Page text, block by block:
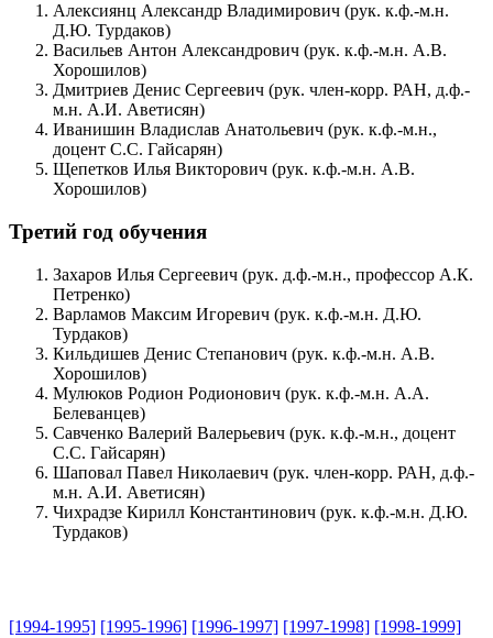
Алексиянц Александр Владимирович (рук. к.ф.-м.н.
Д.Ю. Турдаков)
Васильев Антон Александрович (рук. к.ф.-м.н. А.В.
Хорошилов)
Дмитриев Денис Сергеевич (рук. член-корр. РАН, д.ф.-
м.н. А.И. Аветисян)
Иванишин Владислав Анатольевич (рук. к.ф.-м.н.,
доцент С.С. Гайсарян)
Щепетков Илья Викторович (рук. к.ф.-м.н. А.В.
Хорошилов)
Третий год обучения
Захаров Илья Сергеевич (рук. д.ф.-м.н., профессор А.К.
Петренко)
Варламов Максим Игоревич (рук. к.ф.-м.н. Д.Ю.
Турдаков)
Кильдишев Денис Степанович (рук. к.ф.-м.н. А.В.
Хорошилов)
Мулюков Родион Родионович (рук. к.ф.-м.н. А.А.
Белеванцев)
Савченко Валерий Валерьевич (рук. к.ф.-м.н., доцент
С.С. Гайсарян)
Шаповал Павел Николаевич (рук. член-корр. РАН, д.ф.-
м.н. А.И. Аветисян)
Чихрадзе Кирилл Константинович (рук. к.ф.-м.н. Д.Ю.
Турдаков)
[1994-1995] [1995-1996] [1996-1997] [1997-1998] [1998-1999]